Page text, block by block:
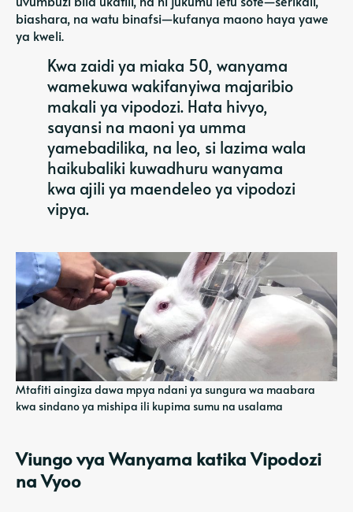
biashara, na watu binafsi—kufanya maono haya yawe
ya kweli.
Kwa zaidi ya miaka 50, wanyama
wamekuwa wakifanyiwa majaribio
makali ya vipodozi. Hata hivyo,
sayansi na maoni ya umma
yamebadilika, na leo, si lazima wala
haikubaliki kuwadhuru wanyama
kwa ajili ya maendeleo ya vipodozi
vipya.
Mtafiti aingiza dawa mpya ndani ya sungura wa maabara
kwa sindano ya mishipa ili kupima sumu na usalama
Viungo vya Wanyama katika Vipodozi
na Vyoo